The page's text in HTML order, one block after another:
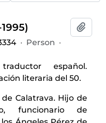
· Person ·
español.
literaria del 50.
Calatrava. Hijo de
funcionario de